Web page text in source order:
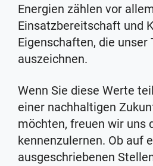
Energien zählen vor
Einsatzbereitschaft und
Eigenschaften, die unser
auszeichnen.
Wenn Sie diese Werte
einer nachhaltigen
möchten, freuen wir uns
kennenzulernen. Ob auf
ausgeschriebenen